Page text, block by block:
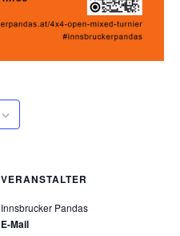
VERANSTALTER
Innsbrucker Pandas
E-Mail